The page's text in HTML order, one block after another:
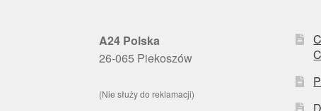
A24 Polska
26-065 Piekoszów
(Nie służy do reklamacji)